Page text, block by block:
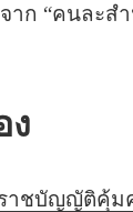
ก “คนละส
ง
าชบัญญัติคุ้ม